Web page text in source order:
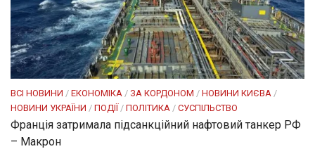
ВСІ НОВИНИ / ЕКОНОМІКА / ЗА КОРДОНОМ / НОВИНИ КИЄВА /
НОВИНИ УКРАЇНИ / ПОДІЇ / ПОЛІТИКА / СУСПІЛЬСТВО
Франція затримала підсанкційний нафтовий танкер РФ
– Макрон